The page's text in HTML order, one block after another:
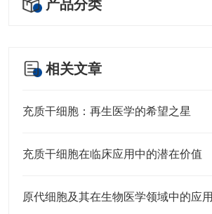
产品分类
相关文章
充质干细胞：再生医学的希望之星
充质干细胞在临床应用中的潜在价值
原代细胞及其在生物医学领域中的应用